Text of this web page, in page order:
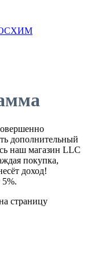
дополнительный
наш магазин LLC
покупка,
доход!
5%.
страницу